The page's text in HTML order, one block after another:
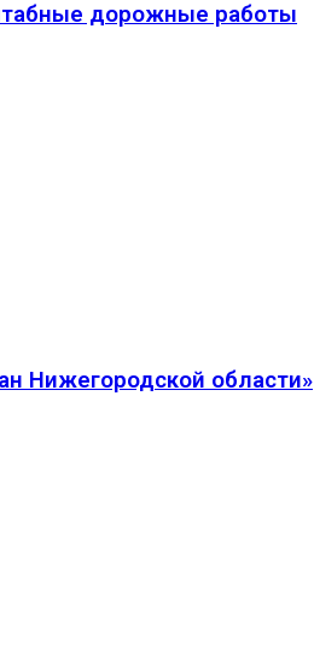
дорожные работы
Нижегородской области»